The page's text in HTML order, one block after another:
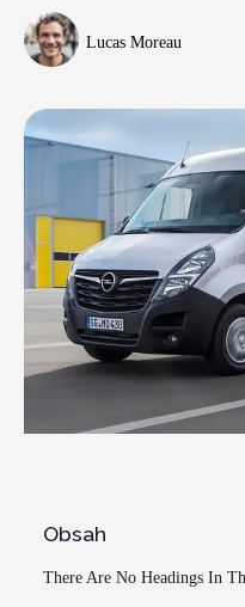
Lucas Moreau
Obsah
There Are No Headings In